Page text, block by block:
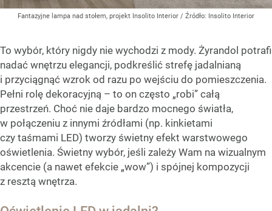
Fantazyjne lampa nad stołem, projekt Insolito Interior / Źródło: Insolito Interior
To wybór, który nigdy nie wychodzi z mody. Żyrandol potrafi
nadać wnętrzu elegancji, podkreślić strefę jadalnianą
i przyciągnąć wzrok od razu po wejściu do pomieszczenia.
Pełni rolę dekoracyjną – to on często „robi” całą
przestrzeń. Choć nie daje bardzo mocnego światła,
w połączeniu z innymi źródłami (np. kinkietami
czy taśmami LED) tworzy świetny efekt warstwowego
oświetlenia. Świetny wybór, jeśli zależy Wam na wizualnym
akcencie (a nawet efekcie „wow”) i spójnej kompozycji
z resztą wnętrza.